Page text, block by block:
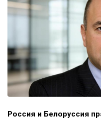
Россия и Белоруссия